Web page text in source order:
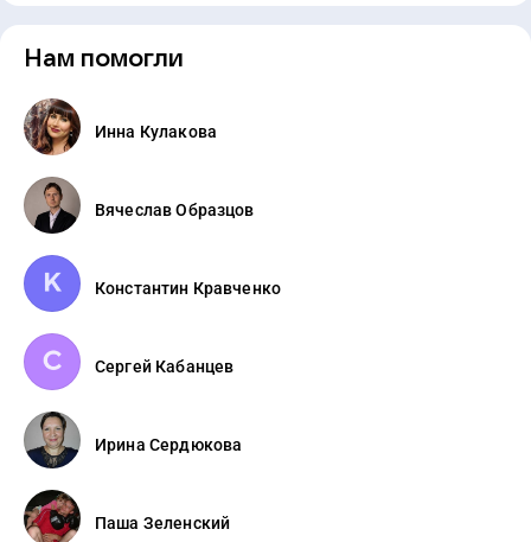
Нам помогли
Инна Кулакова
Вячеслав Образцов
Константин Кравченко
Сергей Кабанцев
Ирина Сердюкова
Паша Зеленский